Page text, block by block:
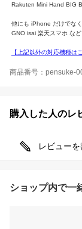
Rakuten Mini Hand BIG
他にも iPhone だけでな
GNO isai 楽天スマホ な
【上記以外の対応機種は
商品番号：pensuke-
購入した人のレ
レビューを
ショップ内で一